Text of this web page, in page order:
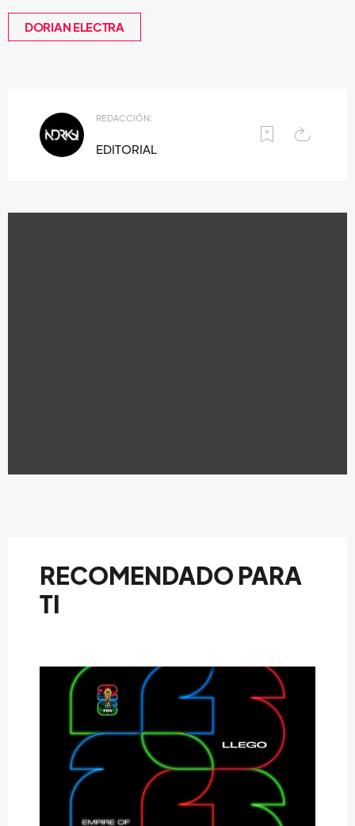
DORIAN ELECTRA
REDACCIÓN:
EDITORIAL
RECOMENDADO PARA
TI